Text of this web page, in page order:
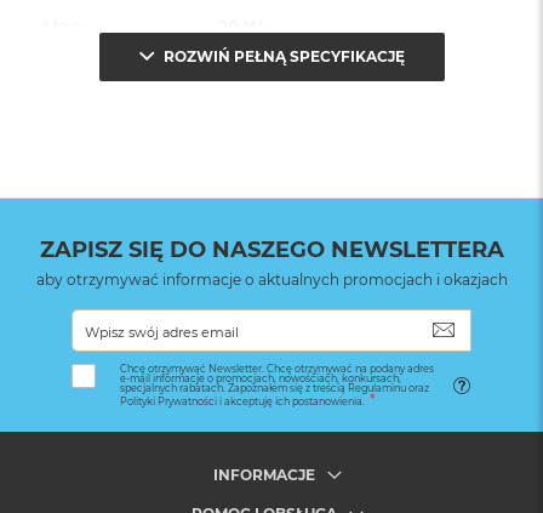
Waga: 1.000000
Znak zgodności: CE
ROZWIŃ PEŁNĄ SPECYFIKACJĘ
ZAPISZ SIĘ DO NASZEGO NEWSLETTERA
aby otrzymywać informacje o aktualnych promocjach i okazjach
Chcę otrzymywać Newsletter. Chcę otrzymywać na podany adres
e-mail informacje o promocjach, nowościach, konkursach,
specjalnych rabatach. Zapoznałem się z treścią Regulaminu oraz
Polityki Prywatności i akceptuję ich postanowienia.
INFORMACJE